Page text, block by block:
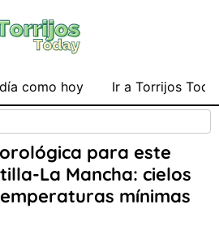
como hoy Ir a Torrijos
para este
La Mancha: cielos
mínimas